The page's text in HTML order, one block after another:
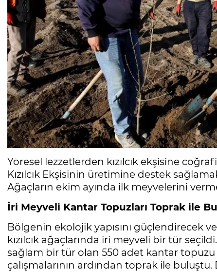
Yöresel lezzetlerden kızılcık ekşisine
Kızılcık Ekşisinin üretimine destek
Ağaçların ekim ayında ilk meyvelerini
İri Meyveli Kantar Topuzları Toprak ile
Bölgenin ekolojik yapısını güçlendirecek
kızılcık ağaçlarında iri meyveli bir tür
sağlam bir tür olan 550 adet kantar topuzu
çalışmalarının ardından toprak ile buluştu.